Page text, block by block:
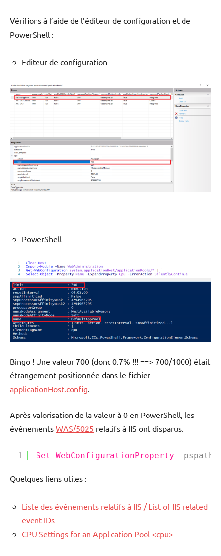
Vérifions à l’aide de l’éditeur de configuration et de
PowerShell :
Editeur de configuration
PowerShell
Bingo ! Une valeur 700 (donc 0.7% !!! ==> 700/1000) était
étrangement positionnée dans le fichier
applicationHost.config
Après valorisation de la valeur à 0 en PowerShell, les
événements WAS/5025 relatifs à IIS ont disparus.
1 Set-WebConfigurationProperty -pspath
Quelques liens utiles :
Liste des événements relatifs à IIS / List of IIS related
event IDs
CPU Settings for an Application Pool <cpu>